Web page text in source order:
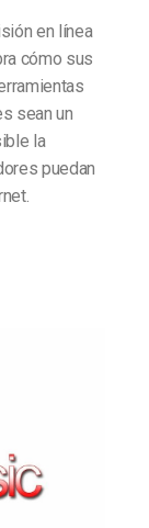
en línea
cómo sus
sean un
la
puedan